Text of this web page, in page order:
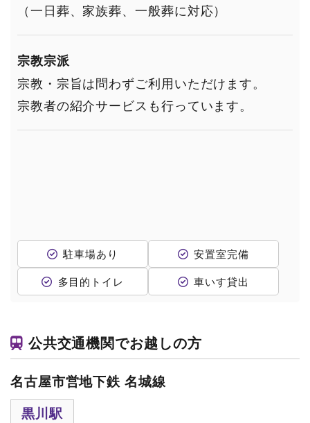
（一日葬、家族葬、一般葬に対応）
宗教宗派
宗教・宗旨は問わずご利用いただけます。
宗教者の紹介サービスも行っています。
駐車場あり
安置室完備
多目的トイレ
車いす貸出
公共交通機関でお越しの方
名古屋市営地下鉄 名城線
黒川駅